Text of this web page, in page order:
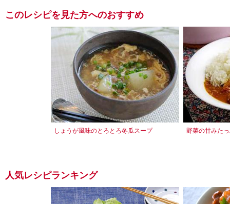
このレシピを見た方へのおすすめ
しょうが風味のとろとろ冬瓜スープ 野菜の甘みた
人気レシピランキング